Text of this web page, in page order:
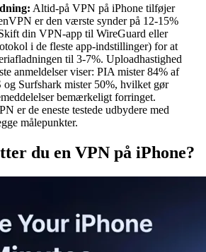
Altid-på VPN på iPhone tilføjer
er den værste synder på 12-15%
din VPN-app til WireGuard eller
i de fleste app-indstillinger) for at
til 3-7%. Uploadhastighed
anmeldelser viser: PIA mister 84% af
og Surfshark mister 50%, hvilket gør
bemærkeligt forringet.
er de eneste testede udbydere med
målepunkter.
du en VPN på iPhone?